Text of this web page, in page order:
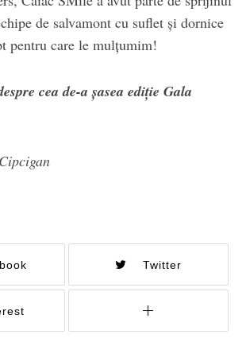
de salvamont cu suflet și dornice
pentru care le mulțumim!
cea de-a șasea ediție Gala
Twitter